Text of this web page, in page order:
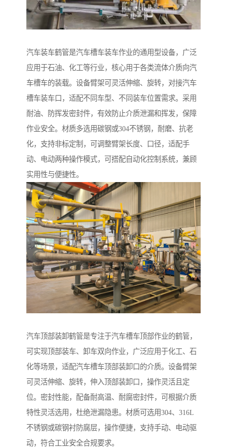
汽车装车鹤管是汽车槽车装车作业的通用型设备，广泛
应用于石油、化工等行业，核心用于各类流体介质向汽
车槽车的装载。设备臂架可灵活伸缩、旋转，对接汽车
槽车装车口，适配不同车型、不同装车位置需求。采用
耐油、防挥发密封件，有效防止介质泄漏和挥发，保障
作业安全。材质多选用碳钢或304不锈钢，耐磨、抗老
化，支持非标定制，可调整臂架长度、口径，适配手
动、电动两种操作模式，可搭配自动化控制系统，兼顾
实用性与便捷性。
汽车顶部装卸鹤管是专注于汽车槽车顶部作业的鹤管，
可实现顶部装车、卸车双向作业，广泛应用于化工、石
化等场景，适配汽车槽车顶部装卸口的介质。设备臂架
可灵活伸缩、旋转，伸入顶部装卸口，操作灵活且定
位。密封性能，配备耐高温、耐腐密封件，可根据介质
特性灵活选用，杜绝泄漏隐患。材质可选用304、316L
不锈钢或碳钢衬防腐层，操作便捷，支持手动、电动驱
动，符合工业安全合规要求。